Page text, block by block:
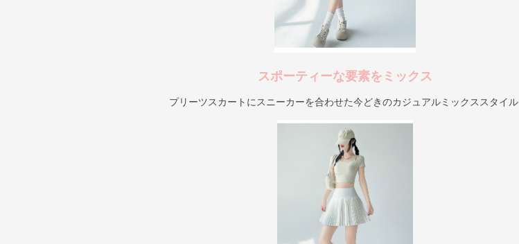
スポーティーな要素をミックス
プリーツスカートにスニーカーを合わせた今どきのカジュアルミックススタイル